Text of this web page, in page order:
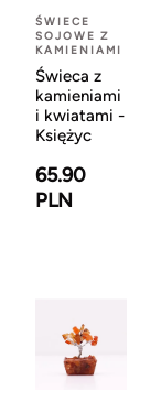
ŚWIECE
SOJOWE Z
KAMIENIAMI
Świeca z
kamieniami
i kwiatami -
Księżyc
65.90
PLN